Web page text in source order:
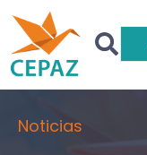
Noticias